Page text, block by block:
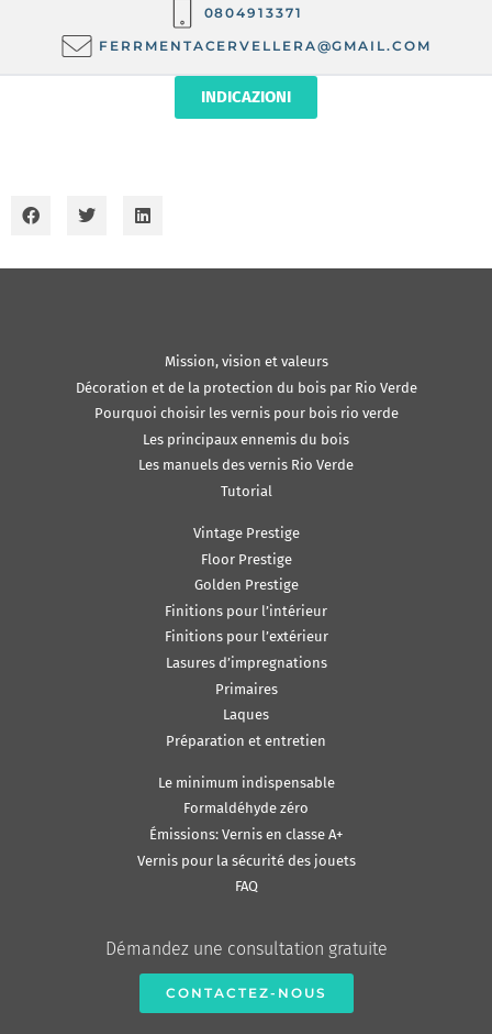
0804913371
FERRMENTACERVELLERA@GMAIL.COM
INDICAZIONI
Mission, vision et valeurs
Décoration et de la protection du bois par Rio Verde
Pourquoi choisir les vernis pour bois rio verde
Les principaux ennemis du bois
Les manuels des vernis Rio Verde
Tutorial
Vintage Prestige
Floor Prestige
Golden Prestige
Finitions pour l’intérieur
Finitions pour l’extérieur
Lasures d’impregnations
Primaires
Laques
Préparation et entretien
Le minimum indispensable
Formaldéhyde zéro
Émissions: Vernis en classe A+
Vernis pour la sécurité des jouets
FAQ
Démandez une consultation gratuite
CONTACTEZ-NOUS